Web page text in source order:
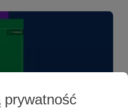
prywatność